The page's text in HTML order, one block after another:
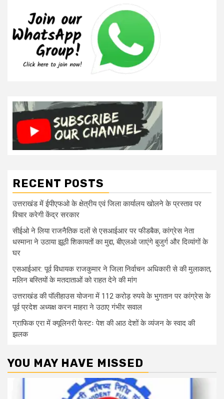
RECENT POSTS
उत्तराखंड में ईपीएफओ के क्षेत्रीय एवं जिला कार्यालय खोलने के प्रस्ताव पर
विचार करेगी केंद्र सरकार
सीईओ ने लिया राजनैतिक दलों से एसआईआर पर फीडबैक, कांग्रेस नेता
धस्माना ने उठाया झूठी शिकायतों का मुद्दा, बीएलओ जाएंगे बुजुर्ग और दिव्यांगों के
घर
एसआईआर: पूर्व विधायक राजकुमार ने जिला निर्वाचन अधिकारी से की मुलाकात,
मलिन बस्तियों के मतदाताओं को राहत देने की मांग
उत्तराखंड की पॉलीहाउस योजना में 112 करोड़ रुपये के भुगतान पर कांग्रेस के
पूर्व प्रदेश अध्यक्ष करन माहरा ने उठाए गंभीर सवाल
ग्राफिक एरा में क्यूलिनरी फेस्टः पेश की आठ देशों के व्यंजन के स्वाद की
झलक
YOU MAY HAVE MISSED